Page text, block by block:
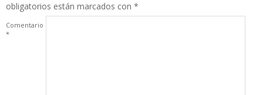
obligatorios están marcados con *
Comentario
*